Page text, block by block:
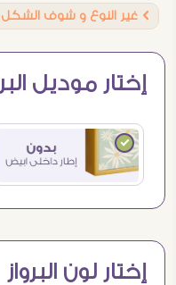
Ö غير النوع و شوف الشكل
إختار موديل
إختار لون البرواز